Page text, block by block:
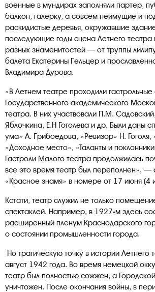
военные в мундирах заполняли партер,
балкон, галерку, а совсем неимущие и
раскидистые деревья, окружавшие
последующие годы сцена Летнего театра
разных знаменитостей — от труппы
балета Екатерины Гельцер и
Владимира Дурова.
«В Летнем театре проходили гастрольные
Государственного академического
театра. В них участвовали П.М.
Яблочкина, Е.Н Гоголева и др. Были даны
ума» А. Грибоедова, «Ревизор» Н. Гоголя,
«Доходное место», «Таланты и
Гастроли Малого театра продолжилась
все это время театр был переполнен», —
«Красное знамя» в номере от 17 июня (4
Кстати, театр служил не только
спектаклей. Например, в 1927-м здесь
расширенный пленум Краснодарского
о состоянии промышленности города.
Но трагическую точку в истории Летнего
август 1942 года. Во время немецкой
театр был полностью сожжен, а
уничтожен. После окончания войны, в